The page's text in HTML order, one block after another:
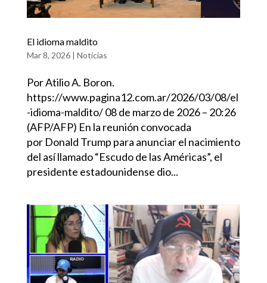
El idioma maldito
Mar 8, 2026| Noticias
Por Atilio A. Boron.
https://www.pagina12.com.ar/2026/03/08/el
-idioma-maldito/ 08 de marzo de 2026 – 20:26
(AFP/AFP) En la reunión convocada
por Donald Trump para anunciar el nacimiento
del así llamado “Escudo de las Américas”, el
presidente estadounidense dio...